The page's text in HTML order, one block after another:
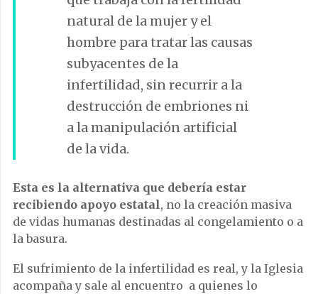
natural de la mujer y el
hombre para tratar las causas
subyacentes de la
infertilidad, sin recurrir a la
destrucción de embriones ni
a la manipulación artificial
de la vida.
Esta es la alternativa que debería estar
recibiendo apoyo estatal, no la creación masiva
de vidas humanas destinadas al congelamiento o a
la basura.
El sufrimiento de la infertilidad es real, y la Iglesia
acompaña y sale al encuentro a quienes lo